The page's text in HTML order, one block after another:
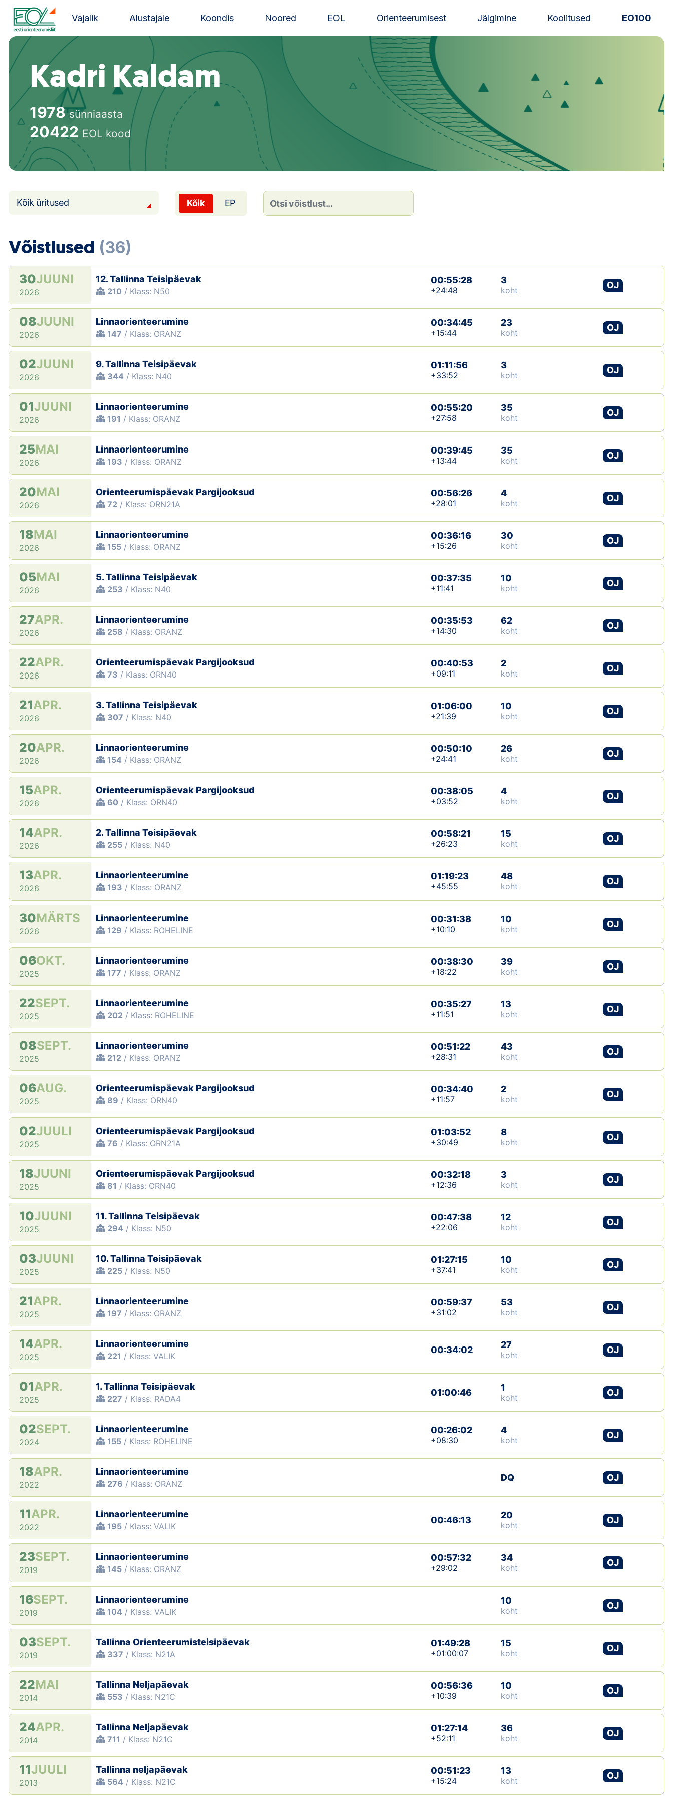
Liigu
juurde
Estonian Orienteering Federation
Vajalik Alustajale Koondis Noored EOL Orienteerumisest Jälgimine Koolitused EO100
Eesti Orienteerumine 100!
Toetamine
EOL
Kaardid
Kalender
Koondised
Tule klubisse!
Tulemused
Suletud maastikud
Püsirajad
Ajalugu
Koolitused
OTSI
Kadri Kaldam
1978sünniaasta
20422 EOL kood
Kõik üritused Kõik EP
Võistlused (36)
30JUUNI
2026
12. Tallinna Teisipäevak
210 / Klass: N50
00:55:28
+24:48
3
koht
OJ
08JUUNI
2026
Linnaorienteerumine
147 / Klass: ORANZ
00:34:45
+15:44
23
koht
OJ
02JUUNI
2026
9. Tallinna Teisipäevak
344 / Klass: N40
01:11:56
+33:52
3
koht
OJ
01JUUNI
2026
Linnaorienteerumine
191 / Klass: ORANZ
00:55:20
+27:58
35
koht
OJ
25MAI
2026
Linnaorienteerumine
193 / Klass: ORANZ
00:39:45
+13:44
35
koht
OJ
20MAI
2026
Orienteerumispäevak Pargijooksud
72 / Klass: ORN21A
00:56:26
+28:01
4
koht
OJ
18MAI
2026
Linnaorienteerumine
155 / Klass: ORANZ
00:36:16
+15:26
30
koht
OJ
05MAI
2026
5. Tallinna Teisipäevak
253 / Klass: N40
00:37:35
+11:41
10
koht
OJ
27APR.
2026
Linnaorienteerumine
258 / Klass: ORANZ
00:35:53
+14:30
62
koht
OJ
22APR.
2026
Orienteerumispäevak Pargijooksud
73 / Klass: ORN40
00:40:53
+09:11
2
koht
OJ
21APR.
2026
3. Tallinna Teisipäevak
307 / Klass: N40
01:06:00
+21:39
10
koht
OJ
20APR.
2026
Linnaorienteerumine
154 / Klass: ORANZ
00:50:10
+24:41
26
koht
OJ
15APR.
2026
Orienteerumispäevak Pargijooksud
60 / Klass: ORN40
00:38:05
+03:52
4
koht
OJ
14APR.
2026
2. Tallinna Teisipäevak
255 / Klass: N40
00:58:21
+26:23
15
koht
OJ
13APR.
2026
Linnaorienteerumine
193 / Klass: ORANZ
01:19:23
+45:55
48
koht
OJ
30MÄRTS
2026
Linnaorienteerumine
129 / Klass: ROHELINE
00:31:38
+10:10
10
koht
OJ
06OKT.
2025
Linnaorienteerumine
177 / Klass: ORANZ
00:38:30
+18:22
39
koht
OJ
22SEPT.
2025
Linnaorienteerumine
202 / Klass: ROHELINE
00:35:27
+11:51
13
koht
OJ
08SEPT.
2025
Linnaorienteerumine
212 / Klass: ORANZ
00:51:22
+28:31
43
koht
OJ
06AUG.
2025
Orienteerumispäevak Pargijooksud
89 / Klass: ORN40
00:34:40
+11:57
2
koht
OJ
02JUULI
2025
Orienteerumispäevak Pargijooksud
76 / Klass: ORN21A
01:03:52
+30:49
8
koht
OJ
18JUUNI
2025
Orienteerumispäevak Pargijooksud
81 / Klass: ORN40
00:32:18
+12:36
3
koht
OJ
10JUUNI
2025
11. Tallinna Teisipäevak
294 / Klass: N50
00:47:38
+22:06
12
koht
OJ
03JUUNI
2025
10. Tallinna Teisipäevak
225 / Klass: N50
01:27:15
+37:41
10
koht
OJ
21APR.
2025
Linnaorienteerumine
197 / Klass: ORANZ
00:59:37
+31:02
53
koht
OJ
14APR.
2025
Linnaorienteerumine
221 / Klass: VALIK
00:34:02 27
koht
OJ
01APR.
2025
1. Tallinna Teisipäevak
227 / Klass: RADA4
01:00:46 1
koht
OJ
02SEPT.
2024
Linnaorienteerumine
155 / Klass: ROHELINE
00:26:02
+08:30
4
koht
OJ
18APR.
2022
Linnaorienteerumine
276 / Klass: ORANZ
DQ OJ
11APR.
2022
Linnaorienteerumine
195 / Klass: VALIK
00:46:13 20
koht
OJ
23SEPT.
2019
Linnaorienteerumine
145 / Klass: ORANZ
00:57:32
+29:02
34
koht
OJ
16SEPT.
2019
Linnaorienteerumine
104 / Klass: VALIK
10
koht
OJ
03SEPT.
2019
Tallinna Orienteerumisteisipäevak
337 / Klass: N21A
01:49:28
+01:00:07
15
koht
OJ
22MAI
2014
Tallinna Neljapäevak
553 / Klass: N21C
00:56:36
+10:39
10
koht
OJ
24APR.
2014
Tallinna Neljapäevak
711 / Klass: N21C
01:27:14
+52:11
36
koht
OJ
11JUULI
2013
Tallinna neljapäevak
564 / Klass: N21C
00:51:23
+15:24
13
koht
OJ